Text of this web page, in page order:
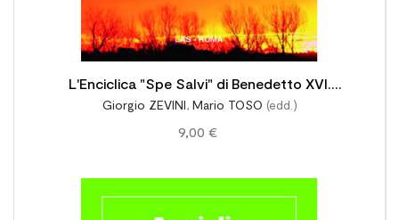
L'Enciclica "Spe Salvi" di Benedetto XVI.
Introduzione e commento
Giorgio ZEVINI, Mario TOSO (edd.)
9,00 €